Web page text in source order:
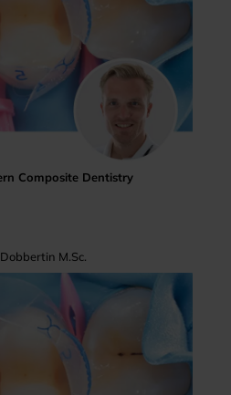
Composite Dentistry
M.Sc.